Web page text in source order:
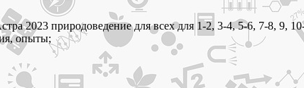
2023 природоведение для всех для 1-2, 3-4, 5-6, 7-8, 9,
опыты;